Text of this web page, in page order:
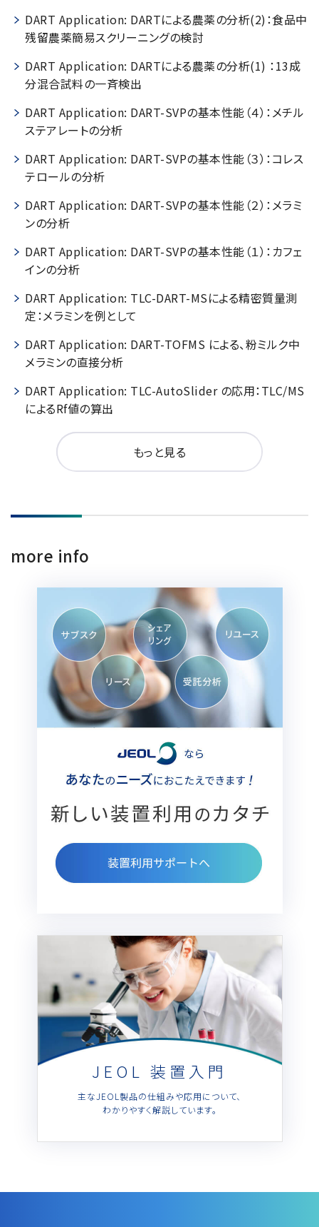
用語集
お薦め消耗品
生産終了製品
DART Application: DARTによる農薬の分析(2)：食品中
残留農薬簡易スクリーニングの検討
DART Application: DARTによる農薬の分析(1) ：13成
分混合試料の一斉検出
DART Application: DART-SVPの基本性能（４）：メチル
ステアレートの分析
DART Application: DART-SVPの基本性能（３）：コレス
テロールの分析
DART Application: DART-SVPの基本性能（２）：メラミ
ンの分析
DART Application: DART-SVPの基本性能（１）：カフェ
インの分析
DART Application: TLC-DART-MSによる精密質量測
定：メラミンを例として
DART Application: DART-TOFMS による、粉ミルク中
メラミンの直接分析
DART Application: TLC-AutoSlider の応用：TLC/MS
によるRf値の算出
もっと見る
more info
JEOL 装置入門
主なJEOL製品の仕組みや応用について、
わかりやすく解説しています。